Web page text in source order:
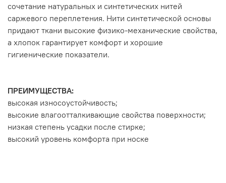
сочетание натуральных и синтетических нитей
саржевого переплетения. Нити синтетической основы
придают ткани высокие физико-механические свойства,
а хлопок гарантирует комфорт и хорошие
гигиенические показатели.
ПРЕИМУЩЕСТВА:
высокая износоустойчивость;
высокие влагоотталкивающие свойства поверхности;
низкая степень усадки после стирке;
высокий уровень комфорта при носке